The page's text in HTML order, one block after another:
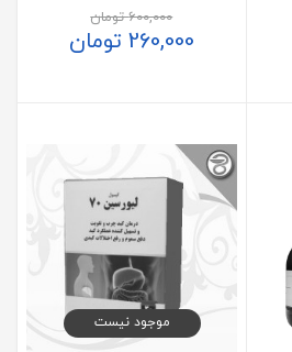
600,000تومان
260,000 تومان
موجود نیست